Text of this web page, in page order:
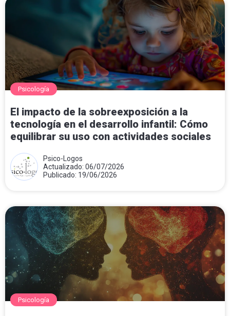
Psicología
El impacto de la sobreexposición a la
tecnología en el desarrollo infantil: Cómo
equilibrar su uso con actividades sociales
Psico-Logos
Actualizado: 06/07/2026
Publicado: 19/06/2026
Psicología